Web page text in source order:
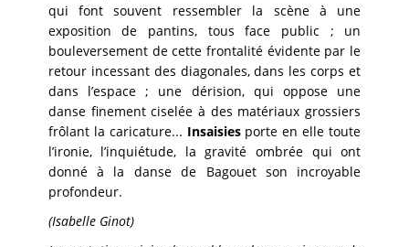
qui font souvent ressembler la scène à une
exposition de pantins, tous face public ; un
bouleversement de cette frontalité évidente par le
retour incessant des diagonales, dans les corps et
dans l’espace ; une dérision, qui oppose une
danse finement ciselée à des matériaux grossiers
frôlant la caricature... Insaisiesporte en elle toute
l’ironie, l’inquiétude, la gravité ombrée qui ont
donné à la danse de Bagouet son incroyable
profondeur.
(Isabelle Ginot)